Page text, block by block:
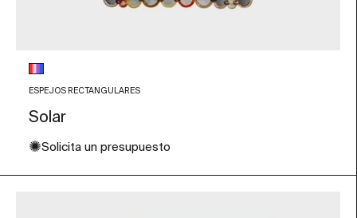
Color de Cristal
Multicolor
ESPEJOS RECTANGULARES
Solar
✺Solicita un presupuesto